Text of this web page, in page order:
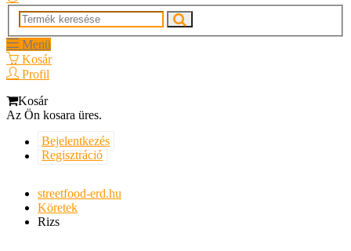
Menü
Kosár
Profil
Kosár
Az Ön kosara üres.
Bejelentkezés
Regisztráció
streetfood-erd.hu
Köretek
Rizs